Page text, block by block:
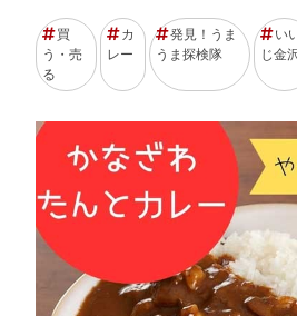
買
う・売
る
カ
レー
発見！うま
うま探検隊
い
じ金